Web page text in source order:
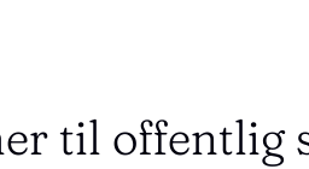
til offentlig